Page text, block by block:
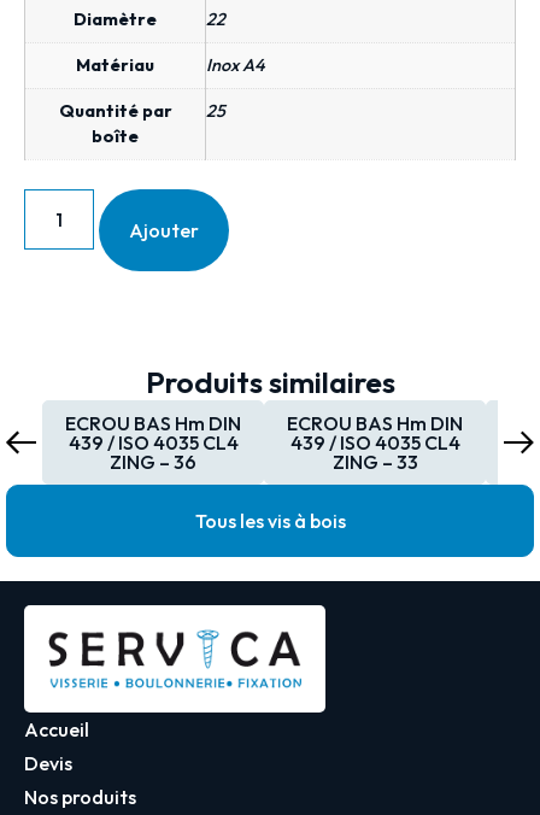
Diamètre 22
Matériau Inox A4
Quantité par
boîte
25
Ajouter
Produits similaires
ECROU BAS Hm DIN
439 / ISO 4035 CL4
ZING – 36
ECROU BAS Hm DIN
439 / ISO 4035 CL4
ZING – 33
Tous les vis à bois
Accueil
Devis
Nos produits